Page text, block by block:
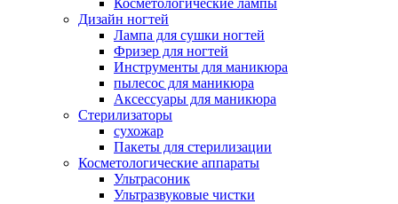
Косметологические лампы
Дизайн ногтей
Лампа для сушки ногтей
Фризер для ногтей
Инструменты для маникюра
пылесос для маникюра
Аксессуары для маникюра
Стерилизаторы
сухожар
Пакеты для стерилизации
Косметологические аппараты
Ультрасоник
Ультразвуковые чистки